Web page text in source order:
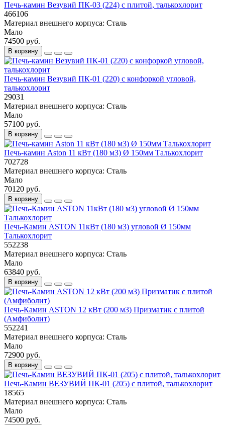
Печь-камин Везувий ПК-03 (224) с плитой, талькохлорит
466106
Материал внешнего корпуса: Сталь
Мало
74500 руб.
В корзину
Печь-камин Везувий ПК-01 (220) с конфоркой угловой,
талькохлорит
29031
Материал внешнего корпуса: Сталь
Мало
57100 руб.
В корзину
Печь-камин Aston 11 кВт (180 м3) Ø 150мм Талькохлорит
702728
Материал внешнего корпуса: Сталь
Мало
70120 руб.
В корзину
Печь-Камин ASTON 11кВт (180 м3) угловой Ø 150мм
Талькохлорит
552238
Материал внешнего корпуса: Сталь
Мало
63840 руб.
В корзину
Печь-Камин ASTON 12 кВт (200 м3) Призматик с плитой
(Амфиболит)
552241
Материал внешнего корпуса: Сталь
Мало
72900 руб.
В корзину
Печь-Камин ВЕЗУВИЙ ПК-01 (205) с плитой, талькохлорит
18565
Материал внешнего корпуса: Сталь
Мало
74500 руб.